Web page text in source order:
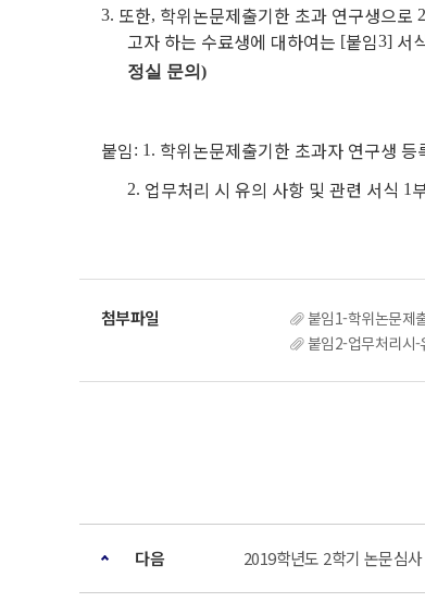
3. 또한, 학위논문제출기한 초과 연구생으로
고자 하는 수료생에 대하여는 [붙임3] 서
정실 문의)
붙임: 1. 학위논문제출기한 초과자 연구생
2. 업무처리 시 유의 사항 및 관련 서식 1
붙임1-
붙임2-
다음 2019학년도 2학기 논문심